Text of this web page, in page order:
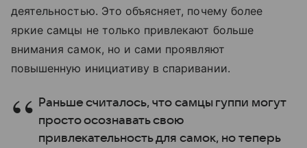
деятельностью. Это объясняет, почему более
яркие самцы не только привлекают больше
внимания самок, но и сами проявляют
повышенную инициативу в спаривании.
Раньше считалось, что самцы гуппи могут
просто осознавать свою
привлекательность для самок, но теперь